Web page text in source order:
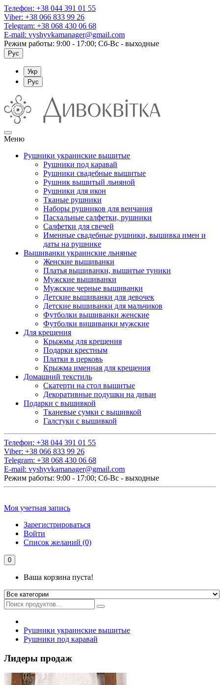
Телефон: +38 044 391 01 55
Viber: +38 066 833 99 26
Telegram: +38 068 430 06 68
E-mail: vyshyvkamanager@gmail.com
Режим работы: 9:00 - 17:00; Сб-Вс - выходные
Рус
Укр
Рус
Меню
Рушники украинские вышитые
Рушники под каравай
Рушники свадебные вышитые
Рушник вышитый льняной
Рушники для икон
Тканые рушники
Наборы рушников для венчания
Пасхальные салфетки, рушники
Салфетки для свечей
Именные свадебные рушники, вышивка имен и
даты на рушнике
Вышиванки украинские льняные
Женские вышиванки
Платья вышиванки, вышитые туники
Мужские вышиванки
Мужские черные вышиванки
Детские вышиванки для девочек
Детские вышиванки для мальчиков
Футболки вышиванки женские
Футболки вишиванки мужские
Для крещения
Крыжмы для крещения
Подарки крестным
Платки в церковь
Крыжма именная для крещения
Домашний текстиль
Скатерти на стол вышитые
Декоративные подушки на диван
Подарки с вышивкой
Тканевые сумки с вышивкой
Галстуки с вышивкой
Телефон: +38 044 391 01 55
Viber: +38 066 833 99 26
Telegram: +38 068 430 06 68
E-mail: vyshyvkamanager@gmail.com
Режим работы: 9:00 - 17:00; Сб-Вс - выходные
Моя учетная запись
Зарегистрироваться
Войти
Список желаний (0)
0
Ваша корзина пуста!
Рушники украинские вышитые
Рушники под каравай
Лидеры продаж